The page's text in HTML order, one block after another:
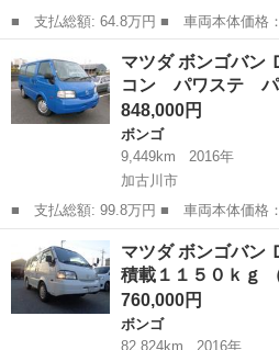
■ 支払総額: 64.8万円 ■ 車両本体価格： 498,000 円 ■ メーカー
名： マツダ ■ 車種名： ボンゴトラ
ドローＤＸ パワーゲート エアコン パ
ウ エアバック...
ボンゴ
マツダ ボンゴバ
コン パワステ
848,000円
ボンゴ
9,449km
2016年
加古川市
■ 支払総額: 99.8万円 ■ 車両本体価格： 848,000 円 ■ メーカー
名： マツダ ■ 車種名： ボンゴバ
ンオーナー エアコン パワステ パ
ＡＢＳ オー...
加古川市 ボンゴ
マツダ ボンゴバ
積載１１５０ｋｇ
760,000円
ボンゴ
82,824km
2016年